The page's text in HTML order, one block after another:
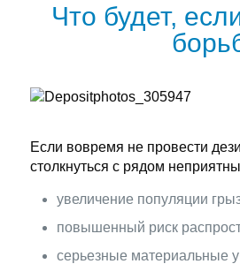
Что будет,
Если вовремя не провести
столкнуться с рядом
увеличение популяции
повышенный риск
серьезные материальные